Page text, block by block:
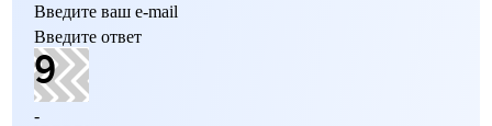
Введите ваш e-mail
Введите ответ
-